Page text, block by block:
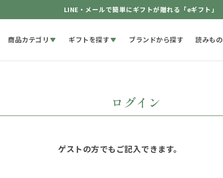
LINE・メールで簡単にギフトが贈れる「eギフト」
商品カテゴリ ギフトを探す ブランドから探す 読みもの
ログイン
ゲストの方でもご記入できます。